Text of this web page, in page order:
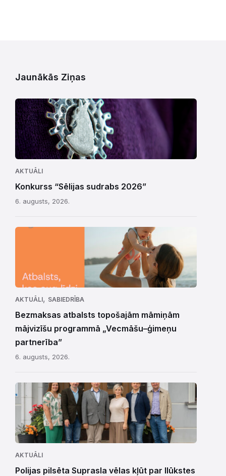
Jaunākās Ziņas
AKTUĀLI
Konkurss “Sēlijas sudrabs 2026”
6. augusts, 2026.
AKTUĀLI, SABIEDRĪBA
Bezmaksas atbalsts topošajām māmiņām
mājvizīšu programmā „Vecmāšu–ģimeņu
partnerība”
6. augusts, 2026.
AKTUĀLI
Polijas pilsēta Suprasla vēlas kļūt par Ilūkstes